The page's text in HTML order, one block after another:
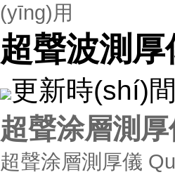
(yīng)用
超聲波測
更新時
超聲涂層測
超聲涂層測厚儀